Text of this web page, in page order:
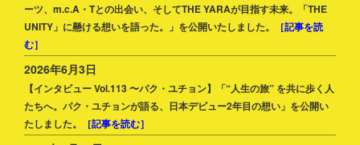
ーツ、m.c.A・Tとの出会い、そしてTHE YARAが目指す未来。「THE
UNITY」に懸ける想いを語った。」を公開いたしました。
［記事を読
む］
2026年6月3日
【インタビュー Vol.113 〜パク・ユチョン】「“人生の旅” を共に歩く人
たちへ。パク・ユチョンが語る、日本デビュー2年目の想い」を公開い
たしました。
［記事を読む］